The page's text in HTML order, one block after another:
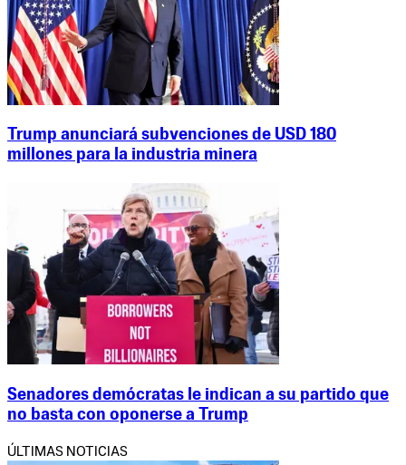
Trump anunciará subvenciones de USD 180
millones para la industria minera
Senadores demócratas le indican a su partido que
no basta con oponerse a Trump
ÚLTIMAS NOTICIAS